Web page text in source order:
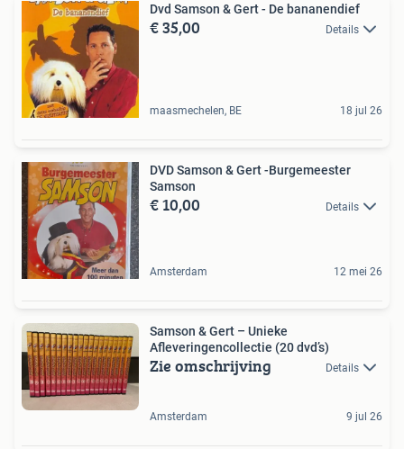
Dvd Samson & Gert - De bananendief
€ 35,00 Details
maasmechelen, BE 18 jul 26
DVD Samson & Gert -Burgemeester
Samson
€ 10,00 Details
Amsterdam 12 mei 26
Samson & Gert – Unieke
Afleveringencollectie (20 dvd’s)
Zie omschrijving Details
Amsterdam 9 jul 26